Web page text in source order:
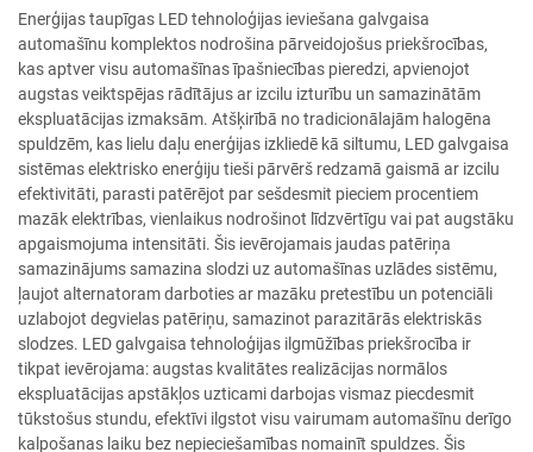
Enerģijas taupīgas LED tehnoloģijas ieviešana galvgaisa
automašīnu komplektos nodrošina pārveidojošus priekšrocības,
kas aptver visu automašīnas īpašniecības pieredzi, apvienojot
augstas veiktspējas rādītājus ar izcilu izturību un samazinātām
ekspluatācijas izmaksām. Atšķirībā no tradicionālajām halogēna
spuldzēm, kas lielu daļu enerģijas izkliedē kā siltumu, LED galvgaisa
sistēmas elektrisko enerģiju tieši pārvērš redzamā gaismā ar izcilu
efektivitāti, parasti patērējot par sešdesmit pieciem procentiem
mazāk elektrības, vienlaikus nodrošinot līdzvērtīgu vai pat augstāku
apgaismojuma intensitāti. Šis ievērojamais jaudas patēriņa
samazinājums samazina slodzi uz automašīnas uzlādes sistēmu,
ļaujot alternatoram darboties ar mazāku pretestību un potenciāli
uzlabojot degvielas patēriņu, samazinot parazitārās elektriskās
slodzes. LED galvgaisa tehnoloģijas ilgmūžības priekšrocība ir
tikpat ievērojama: augstas kvalitātes realizācijas normālos
ekspluatācijas apstākļos uzticami darbojas vismaz piecdesmit
tūkstošus stundu, efektīvi ilgstot visu vairumam automašīnu derīgo
kalpošanas laiku bez nepieciešamības nomainīt spuldzes. Šis